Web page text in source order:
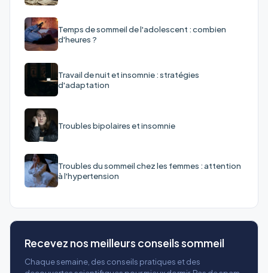
Temps de sommeil de l'adolescent : combien
d'heures ?
Travail de nuit et insomnie : stratégies
d'adaptation
Troubles bipolaires et insomnie
Troubles du sommeil chez les femmes : attention
à l'hypertension
Recevez nos meilleurs conseils sommeil
Chaque semaine, des conseils pratiques et des